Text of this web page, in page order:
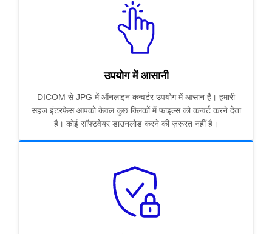
उपयोग में आसानी
DICOM से JPG में ऑनलाइन कन्वर्टर उपयोग में आसान है। हमारी
सहज इंटरफ़ेस आपको केवल कुछ क्लिकों में फाइल्स को कन्वर्ट करने देता
है। कोई सॉफ्टवेयर डाउनलोड करने की ज़रूरत नहीं है।